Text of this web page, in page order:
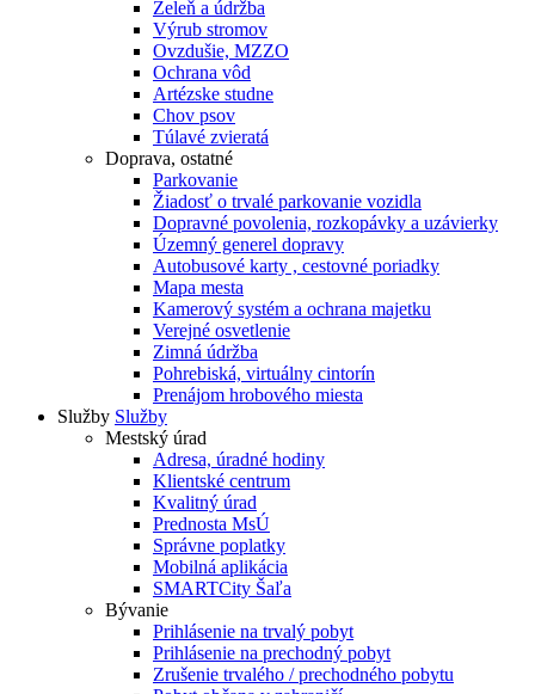
Zeleň a údržba
Výrub stromov
Ovzdušie, MZZO
Ochrana vôd
Artézske studne
Chov psov
Túlavé zvieratá
Doprava, ostatné
Parkovanie
Žiadosť o trvalé parkovanie vozidla
Dopravné povolenia, rozkopávky a uzávierky
Územný generel dopravy
Autobusové karty , cestovné poriadky
Mapa mesta
Kamerový systém a ochrana majetku
Verejné osvetlenie
Zimná údržba
Pohrebiská, virtuálny cintorín
Prenájom hrobového miesta
Služby Služby
Mestský úrad
Adresa, úradné hodiny
Klientské centrum
Kvalitný úrad
Prednosta MsÚ
Správne poplatky
Mobilná aplikácia
SMARTCity Šaľa
Bývanie
Prihlásenie na trvalý pobyt
Prihlásenie na prechodný pobyt
Zrušenie trvalého / prechodného pobytu